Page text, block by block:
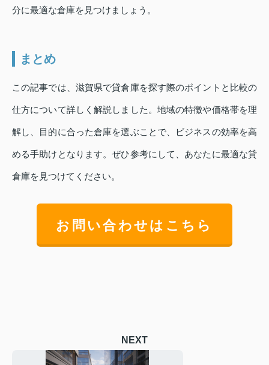
分に最適な倉庫を見つけましょう。
まとめ
この記事では、滋賀県で貸倉庫を探す際のポイントと比較の
仕方について詳しく解説しました。地域の特徴や価格帯を理
解し、目的に合った倉庫を選ぶことで、ビジネスの効率を高
める手助けとなります。ぜひ参考にして、あなたに最適な貸
倉庫を見つけてください。
お問い合わせはこちら
NEXT